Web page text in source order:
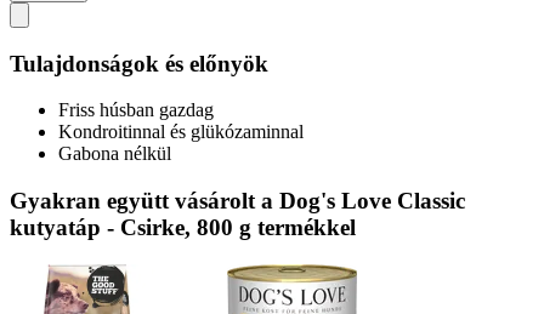
Tulajdonságok és előnyök
Friss húsban gazdag
Kondroitinnal és glükózaminnal
Gabona nélkül
Gyakran együtt vásárolt a Dog's Love Classic
kutyatáp - Csirke, 800 g termékkel